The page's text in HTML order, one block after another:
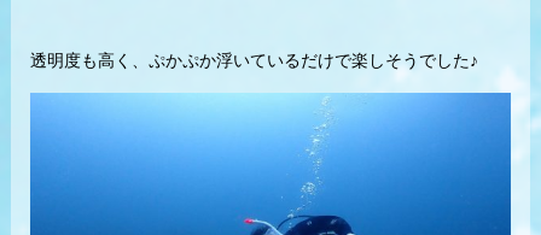
透明度も高く、ぷかぷか浮いているだけで楽しそうでした♪